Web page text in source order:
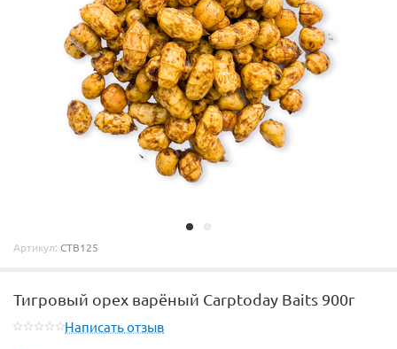
Артикул: CTB125
Тигровый орех варёный Carptoday Baits 900г
Написать отзыв